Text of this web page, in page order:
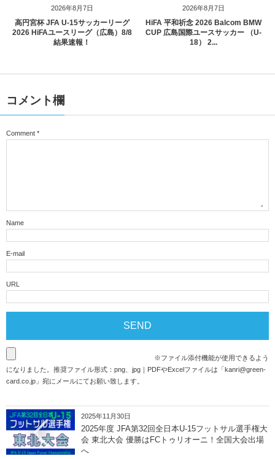
2026年8月7日
高円宮杯 JFA U-15サッカーリーグ
2026 HiFAユースリーグ（広島）8/8
結果速報！
2026年8月7日
HiFA 平和祈念 2026 Balcom BMW
CUP 広島国際ユースサッカー （U-
18） 2...
コメント欄
Comment *
Name
E-mail
URL
※ファイル添付機能が使用できるよう
になりました。推奨ファイル形式：png、jpg｜PDFやExcelファイルは「kanri@green-
card.co.jp 」宛にメールにてお願い致します。
2025年11月30日
2025年度 JFA第32回全日本U-15フットサル選手権大
会 東北大会 優勝はFCトゥリオーニ！全国大会出場
へ